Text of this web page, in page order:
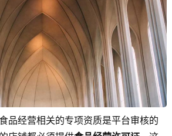
品经营相关的专项资质是平台审核的